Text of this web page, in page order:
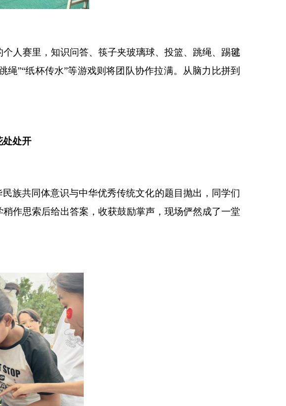
个人赛里，知识问答、筷子夹玻璃球、投篮、跳绳、踢毽
绳”“纸杯传水”等游戏则将团队协作拉满。从脑力比拼到
处处开
族共同体意识与中华优秀传统文化的题目抛出，同学们
作思索后给出答案，收获鼓励掌声，现场俨然成了一堂